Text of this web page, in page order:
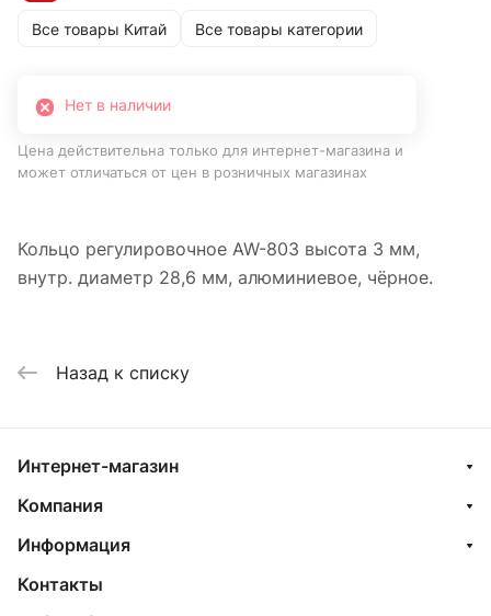
Все товары Китай Все товары категории
Нет в наличии
Цена действительна только для интернет-магазина и
может отличаться от цен в розничных магазинах
Кольцо регулировочное AW-803 высота 3 мм,
внутр. диаметр 28,6 мм, алюминиевое, чёрное.
Назад к списку
Интернет-магазин
Компания
Информация
Контакты